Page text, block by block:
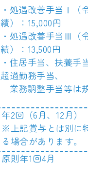
・処遇改善手当Ⅰ（
績）：15,000円
・処遇改善手当Ⅲ（
績）：13,500円
・住居手当、扶養手
超過勤務手当、
業務調整手当等は
年2回（6月、12月）
※上記賞与とは別に
る場合があります。
原則年1回4月